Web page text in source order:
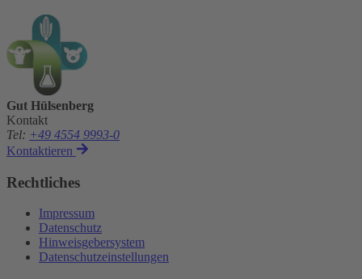
Gut Hülsenberg
Kontakt
Tel: +49 4554 9993-0
Kontaktieren
Rechtliches
Impressum
Datenschutz
Hinweisgebersystem
Datenschutzeinstellungen